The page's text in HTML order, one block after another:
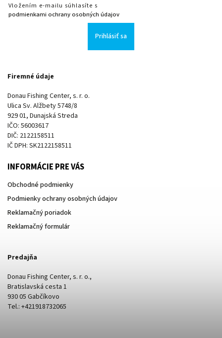
Vložením e-mailu súhlasíte s
podmienkami ochrany osobných údajov
Prihlásiť sa
Firemné údaje
Donau Fishing Center, s. r. o.
Ulica Sv. Alžbety 5748/8
929 01, Dunajská Streda
IČO: 56003617
DIČ: 2122158511
IČ DPH: SK2122158511
INFORMÁCIE PRE VÁS
Obchodné podmienky
Podmienky ochrany osobných údajov
Reklamačný poriadok
Reklamačný formulár
Predajňa
Donau Fishing Center, s. r. o.,
Bratislavská cesta 1
930 05 Gabčíkovo
Tel.: +421918732065